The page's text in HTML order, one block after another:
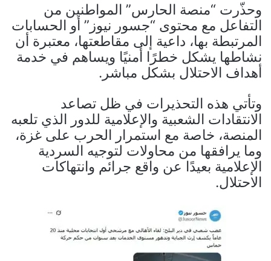
وحذّرت “منصة الحارس” المواطنين من
التفاعل مع محتوى “جسور نيوز” أو الحسابات
المرتبطة بها، داعية إلى مقاطعتها، معتبرة أن
نشاطها يشكل خطرًا أمنيًا ويساهم في خدمة
أهداف الاحتلال بشكل مباشر.
وتأتي هذه التحذيرات في ظل تصاعد
الانتقادات الشعبية والإعلامية للدور الذي تلعبه
المنصة، خاصة مع استمرار الحرب على غزة،
وما يرافقها من محاولات لتوجيه السردية
الإعلامية بعيدًا عن واقع جرائم وانتهاكات
الاحتلال.